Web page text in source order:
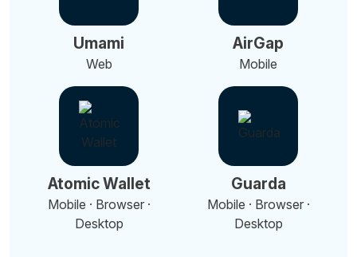
Umami
Web
AirGap
Mobile
Atomic Wallet
Mobile · Browser ·
Desktop
Guarda
Mobile · Browser ·
Desktop